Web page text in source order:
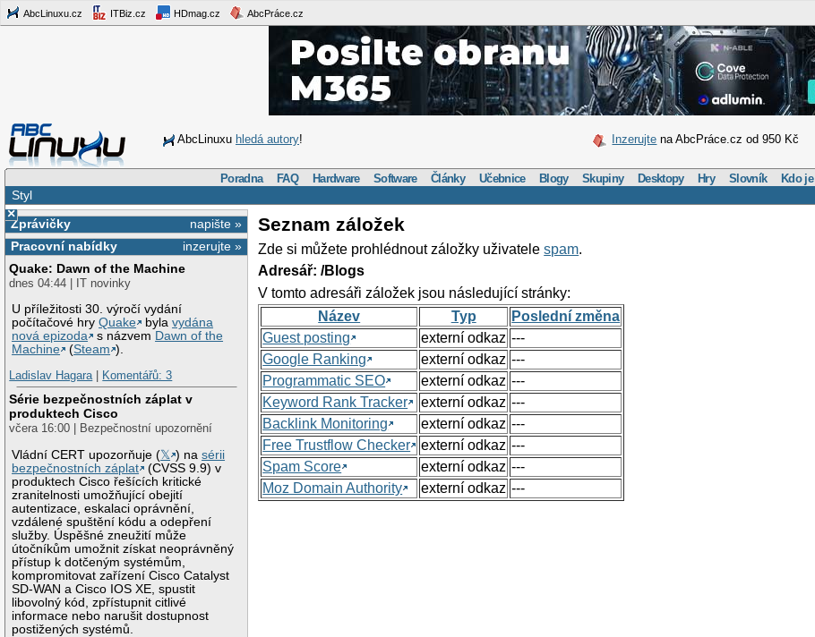
AbcLinuxu.cz ITBiz.cz HDmag.cz AbcPráce.cz
AbcLinuxu hledá autory! Inzerujte na AbcPráce.cz od 950 Kč
Poradna FAQ Hardware Software Články Učebnice Blogy Skupiny Desktopy Hry Slovník Kdo je
Styl
×
napište »
Zprávičky
inzerujte »
Pracovní nabídky
Quake: Dawn of the Machine
dnes 04:44 | IT novinky
U příležitosti 30. výročí vydání
počítačové hryQuake bylavydána
nová epizoda
s názvem Dawn of the
Machine
(Steam ).
Ladislav Hagara| Komentářů: 3
Série bezpečnostních záplat v
produktech Cisco
včera 16:00 | Bezpečnostní upozornění
Vládní CERT upozorňuje (𝕏 ) nasérii
bezpečnostních záplat
(CVSS 9.9) v
produktech Cisco řešících kritické
zranitelnosti umožňující obejití
autentizace, eskalaci oprávnění,
vzdálené spuštění kódu a odepření
služby. Úspěšné zneužití může
útočníkům umožnit získat neoprávněný
přístup k dotčeným systémům,
kompromitovat zařízení Cisco Catalyst
SD-WAN a Cisco IOS XE, spustit
libovolný kód, zpřístupnit citlivé
informace nebo narušit dostupnost
postižených systémů.
Seznam záložek
Zde si můžete prohlédnout záložky uživatelespam.
Adresář: /Blogs
V tomto adresáři záložek jsou následující stránky:
Název
Typ
Poslední změna
Guest posting
externí odkaz ---
Google Ranking
externí odkaz ---
Programmatic SEO
externí odkaz ---
Keyword Rank Tracker
externí odkaz ---
Backlink Monitoring
externí odkaz ---
Free Trustflow Checker
externí odkaz ---
Spam Score
externí odkaz ---
Moz Domain Authority
externí odkaz ---